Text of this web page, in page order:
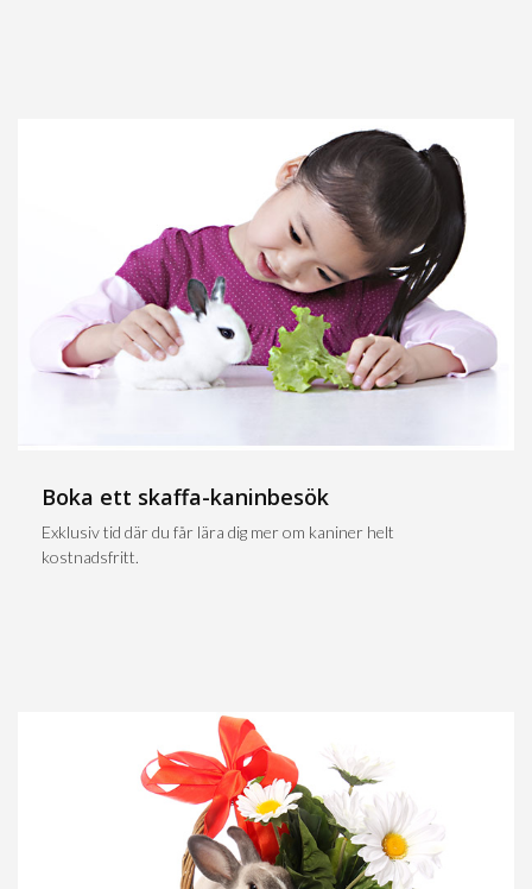
Boka ett skaffa-kaninbesök
Exklusiv tid där du får lära dig mer om kaniner helt
kostnadsfritt.